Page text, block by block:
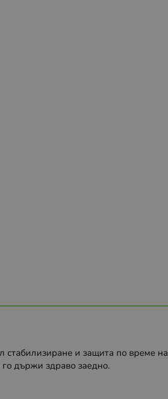
стабилизиране и защита по време на
го държи здраво заедно.